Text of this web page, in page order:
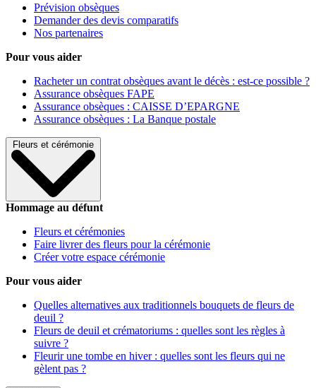
Prévision obsèques
Demander des devis comparatifs
Nos partenaires
Pour vous aider
Racheter un contrat obsèques avant le décès : est-ce possible ?
Assurance obsèques FAPE
Assurance obsèques : CAISSE D’EPARGNE
Assurance obsèques : La Banque postale
Fleurs et cérémonie
Hommage au défunt
Fleurs et cérémonies
Faire livrer des fleurs pour la cérémonie
Créer votre espace cérémonie
Pour vous aider
Quelles alternatives aux traditionnels bouquets de fleurs de
deuil ?
Fleurs de deuil et crématoriums : quelles sont les règles à
suivre ?
Fleurir une tombe en hiver : quelles sont les fleurs qui ne
gèlent pas ?